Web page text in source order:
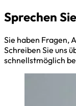
Sprechen
Sie haben Fragen,
Schreiben Sie uns
schnellstmöglich